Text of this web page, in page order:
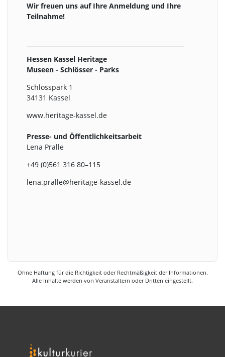
Wir freuen uns auf Ihre Anmeldung und Ihre
Teilnahme!
Hessen Kassel Heritage
Museen - Schlösser - Parks
Schlosspark 1
34131 Kassel
www.heritage-kassel.de
Presse- und Öffentlichkeitsarbeit
Lena Pralle
+49 (0)561 316 80–115
lena.pralle@heritage-kassel.de
Ohne Haftung für die Richtigkeit oder Rechtmäßigkeit der Informationen.
Alle Inhalte werden von Veranstaltern oder Dritten eingestellt.